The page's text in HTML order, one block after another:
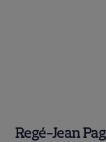
Regé-Jean